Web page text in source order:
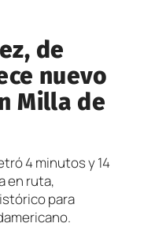
de
nuevo
Milla de
4 minutos y 14
en ruta,
para